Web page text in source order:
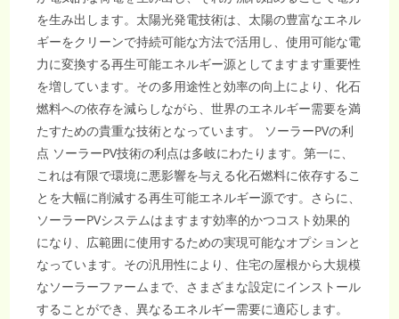
を生み出します。太陽光発電技術は、太陽の豊富なエネル
ギーをクリーンで持続可能な方法で活用し、使用可能な電
力に変換する再生可能エネルギー源としてますます重要性
を増しています。その多用途性と効率の向上により、化石
燃料への依存を減らしながら、世界のエネルギー需要を満
たすための貴重な技術となっています。 ソーラーPVの利
点 ソーラーPV技術の利点は多岐にわたります。第一に、
これは有限で環境に悪影響を与える化石燃料に依存するこ
とを大幅に削減する再生可能エネルギー源です。さらに、
ソーラーPVシステムはますます効率的かつコスト効果的
になり、広範囲に使用するための実現可能なオプションと
なっています。その汎用性により、住宅の屋根から大規模
なソーラーファームまで、さまざまな設定にインストール
することができ、異なるエネルギー需要に適応します。